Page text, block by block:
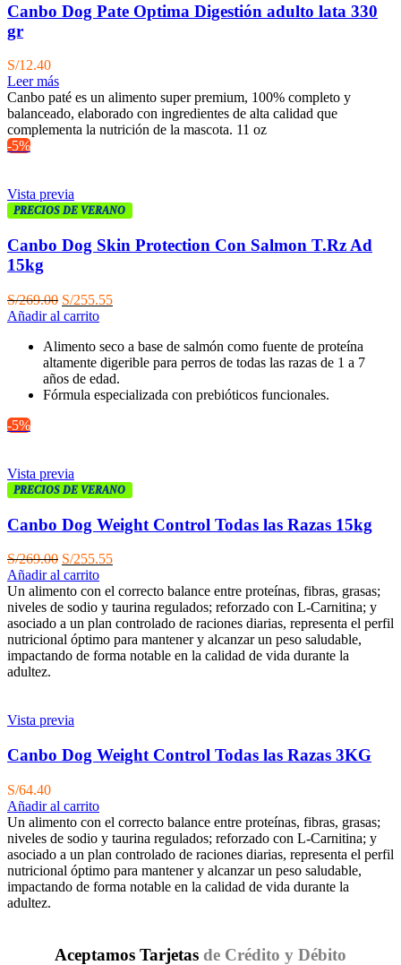
Canbo Dog Pate Optima Digestión adulto lata 330
gr
S/12.40
Leer más
Canbo paté es un alimento super premium, 100% completo y
balanceado, elaborado con ingredientes de alta calidad que
complementa la nutrición de la mascota. 11 oz
-5%
Vista previa
PRECIOS DE VERANO
Canbo Dog Skin Protection Con Salmon T.Rz Ad
15kg
S/269.00 El
precio
era:
S/269.00.
S/255.55El
es:
S/255.55.
Añadir al carrito
Alimento seco a base de salmón como fuente de proteína
altamente digerible para perros de todas las razas de 1 a 7
años de edad.
Fórmula especializada con prebióticos funcionales.
-5%
Vista previa
PRECIOS DE VERANO
Canbo Dog Weight Control Todas las Razas 15kg
S/269.00 El
precio
original
era:
S/269.00.
S/255.55El
actual
es:
S/255.55.
Añadir al carrito
Un alimento con el correcto balance entre proteínas, fibras, grasas;
niveles de sodio y taurina regulados; reforzado con L-Carnitina; y
asociado a un plan controlado de raciones diarias, representa el perfil
nutricional óptimo para mantener y alcanzar un peso saludable,
impactando de forma notable en la calidad de vida durante la
adultez.
Vista previa
Canbo Dog Weight Control Todas las Razas 3KG
S/64.40
Añadir al carrito
Un alimento con el correcto balance entre proteínas, fibras, grasas;
niveles de sodio y taurina regulados; reforzado con L-Carnitina; y
asociado a un plan controlado de raciones diarias, representa el perfil
nutricional óptimo para mantener y alcanzar un peso saludable,
impactando de forma notable en la calidad de vida durante la
adultez.
Aceptamos Tarjetas de Crédito y Débito